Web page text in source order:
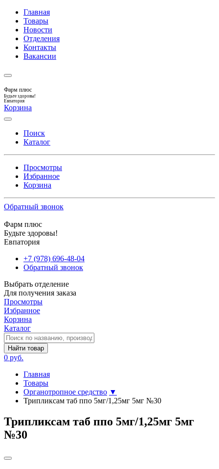
Главная
Товары
Новости
Отделения
Контакты
Вакансии
Фарм плюс
Будьте здоровы!
Евпатория
Корзина
Поиск
Каталог
Просмотры
Избранное
Корзина
Обратный звонок
Фарм плюс
Будьте здоровы!
Евпатория
+7 (978) 696-48-04
Обратный звонок
Выбрать отделение
Для получения заказа
Просмотры
Избранное
Корзина
Каталог
Найти товар
0 руб.
Главная
Товары
Органотропное средство ▼
Трипликсам таб ппо 5мг/1,25мг 5мг №30
Трипликсам таб ппо 5мг/1,25мг 5мг
№30